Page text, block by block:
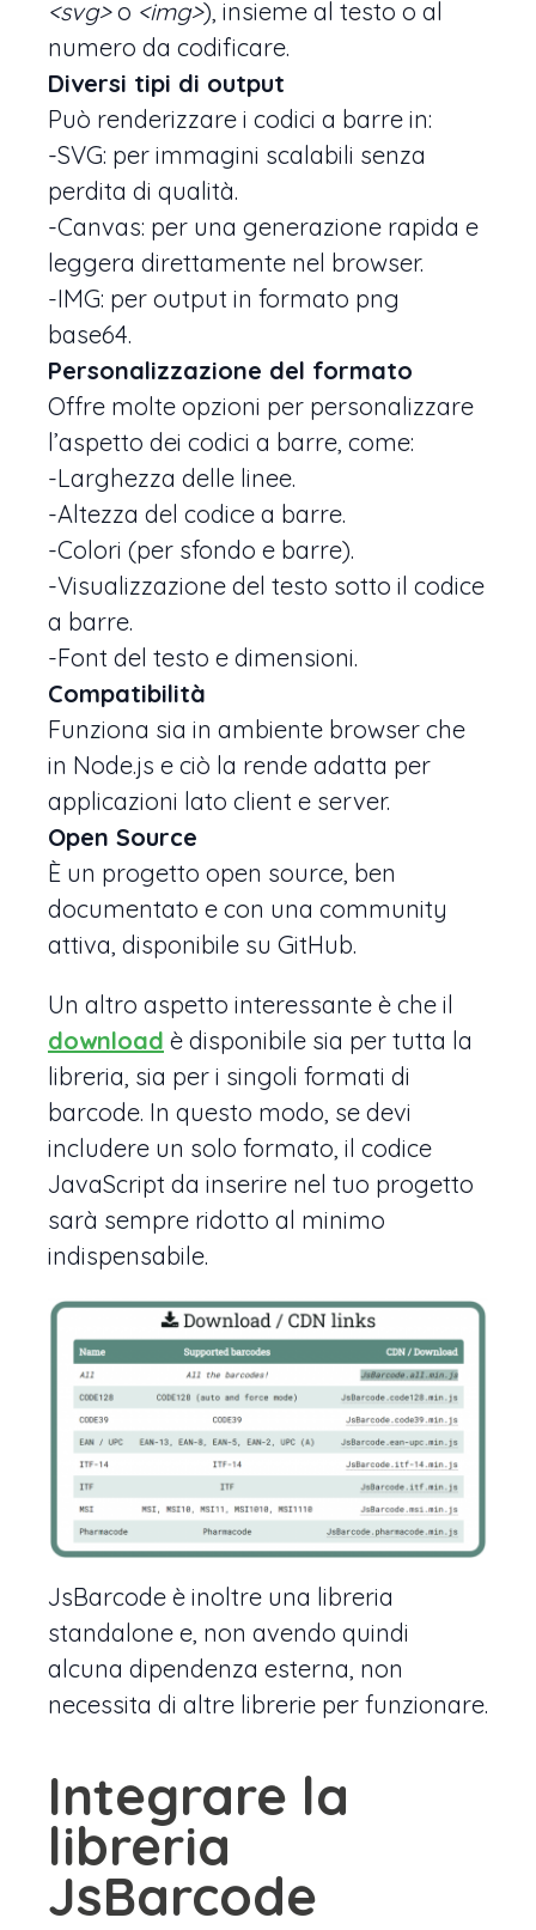
<svg>o <img>), insieme al testo o al
numero da codificare.
Diversi tipi di output
Può renderizzare i codici a barre in:
-SVG: per immagini scalabili senza
perdita di qualità.
-Canvas: per una generazione rapida e
leggera direttamente nel browser.
-IMG: per output in formato png
base64.
Personalizzazione del formato
Offre molte opzioni per personalizzare
l’aspetto dei codici a barre, come:
-Larghezza delle linee.
-Altezza del codice a barre.
-Colori (per sfondo e barre).
-Visualizzazione del testo sotto il codice
a barre.
-Font del testo e dimensioni.
Compatibilità
Funziona sia in ambiente browser che
in Node.js e ciò la rende adatta per
applicazioni lato client e server.
Open Source
È un progetto open source, ben
documentato e con una community
attiva, disponibile su GitHub.
Un altro aspetto interessante è che il
download è disponibile sia per tutta la
libreria, sia per i singoli formati di
barcode. In questo modo, se devi
includere un solo formato, il codice
JavaScript da inserire nel tuo progetto
sarà sempre ridotto al minimo
indispensabile.
JsBarcode è inoltre una libreria
standalone e, non avendo quindi
alcuna dipendenza esterna, non
necessita di altre librerie per funzionare.
Integrare la
libreria
JsBarcode